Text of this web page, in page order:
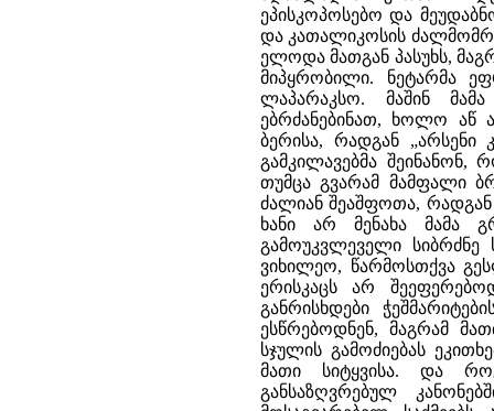
ეპისკოპოსებო და
და კათალიკოსის
ელოდა მათგან პასუხს,
მიპყრობილი. ნეტარმა
ლაპარაკსო. მაშინ
ებრძანებინათ, ხოლო აწ
ბერისა, რადგან „არსენი
გამკილავებმა შეინანონ,
თუმცა გვარამ მამფალი
ძალიან შეაშფოთა, რადგან
ხანი არ მენახა მამა
გამოუკვლეველი
ვიხილეო, წარმოსთქვა
ერისკაცს არ
განრისხდები
ესწრებოდნენ, მაგრამ
სჯულის გამოძიებას
მათი სიტყვისა. და
განსაზღვრებულ